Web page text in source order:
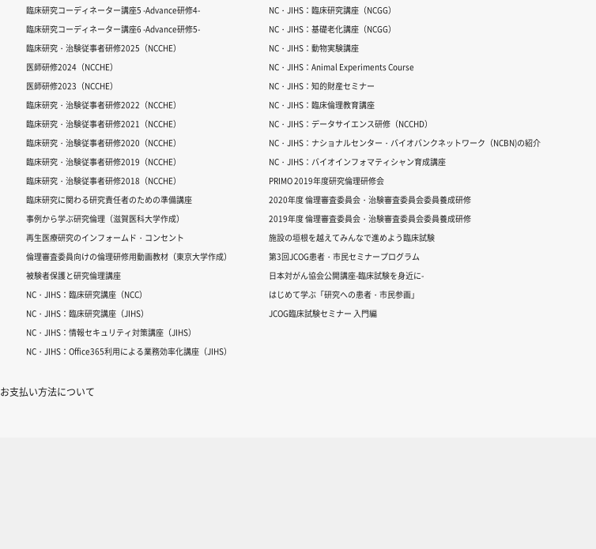
臨床研究コーディネーター講座5 -Advance研修4-
臨床研究コーディネーター講座6 -Advance研修5-
臨床研究・治験従事者研修2025（NCCHE）
医師研修2024（NCCHE）
医師研修2023（NCCHE）
臨床研究・治験従事者研修2022（NCCHE）
臨床研究・治験従事者研修2021（NCCHE）
臨床研究・治験従事者研修2020（NCCHE）
臨床研究・治験従事者研修2019（NCCHE）
臨床研究・治験従事者研修2018（NCCHE）
臨床研究に関わる研究責任者のための準備講座
事例から学ぶ研究倫理（滋賀医科大学作成）
再生医療研究のインフォームド・コンセント
倫理審査委員向けの倫理研修用動画教材（東京大学作成）
被験者保護と研究倫理講座
NC・JIHS：臨床研究講座（NCC）
NC・JIHS：臨床研究講座（JIHS）
NC・JIHS：情報セキュリティ対策講座（JIHS）
NC・JIHS：Office365利用による業務効率化講座（JIHS）
NC・JIHS：臨床研究講座（NCGG）
NC・JIHS：基礎老化講座（NCGG）
NC・JIHS：動物実験講座
NC・JIHS：Animal Experiments Course
NC・JIHS：知的財産セミナー
NC・JIHS：臨床倫理教育講座
NC・JIHS：データサイエンス研修（NCCHD）
NC・JIHS：ナショナルセンター・バイオバンクネットワーク（NCBN)の紹介
NC・JIHS：バイオインフォマティシャン育成講座
PRIMO 2019年度研究倫理研修会
2020年度 倫理審査委員会・治験審査委員会委員養成研修
2019年度 倫理審査委員会・治験審査委員会委員養成研修
施設の垣根を越えてみんなで進めよう臨床試験
第3回JCOG患者・市民セミナープログラム
日本対がん協会公開講座-臨床試験を身近に-
はじめて学ぶ「研究への患者・市民参画」
JCOG臨床試験セミナー 入門編
お支払い方法について